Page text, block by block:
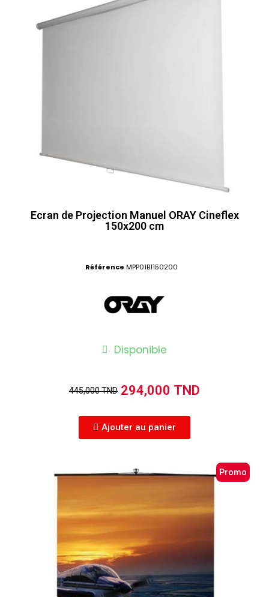
Ecran de Projection Manuel ORAY Cineflex
150x200 cm
Référence MPP01B1150200
Disponible
445,000 TND 294,000 TND
Ajouter au panier
Promo